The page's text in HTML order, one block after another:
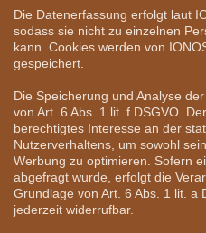
Die Datenerfassung erfolgt laut
sodass sie nicht zu einzelnen
kann. Cookies werden von
gespeichert.
Die Speicherung und Analyse
von Art. 6 Abs. 1 lit. f DSGVO.
berechtigtes Interesse an der
Nutzerverhaltens, um sowohl
Werbung zu optimieren. Sofern
abgefragt wurde, erfolgt die
Grundlage von Art. 6 Abs. 1 lit. a
jederzeit widerrufbar.